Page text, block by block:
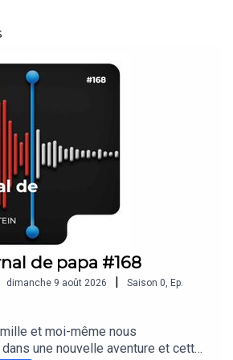
personnel. On peut quand même
sur krys.com
de papa #168
dimanche 9 août 2026 | Saison 0, Ep.
et moi-même nous
une nouvelle aventure et cette